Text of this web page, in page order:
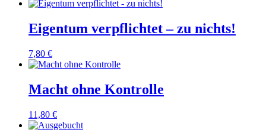
Eigentum verpflichtet – zu nichts!
7,80 €
Macht ohne Kontrolle
11,80 €